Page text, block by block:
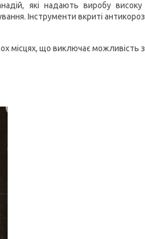
які надають виробу
Інструменти вкриті
місцях, що виключає можливість